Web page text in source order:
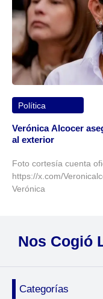
Política
Verónica Alcocer
al exterior
Foto cortesía cuenta
https://x.com/
Verónica
Nos Cogió
Categorías